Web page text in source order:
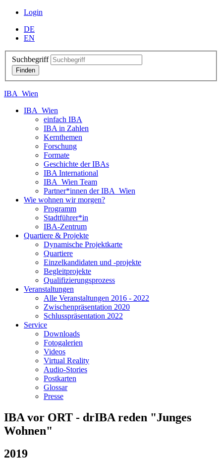
Login
DE
EN
Suchbegriff
IBA_Wien
IBA_Wien
einfach IBA
IBA in Zahlen
Kernthemen
Forschung
Formate
Geschichte der IBAs
IBA International
IBA_Wien Team
Partner*innen der IBA_Wien
Wie wohnen wir morgen?
Programm
Stadtführer*in
IBA-Zentrum
Quartiere & Projekte
Dynamische Projektkarte
Quartiere
Einzelkandidaten und -projekte
Begleitprojekte
Qualifizierungsprozess
Veranstaltungen
Alle Veranstaltungen 2016 - 2022
Zwischenpräsentation 2020
Schlusspräsentation 2022
Service
Downloads
Fotogalerien
Videos
Virtual Reality
Audio-Stories
Postkarten
Glossar
Presse
IBA vor ORT - drIBA reden "Junges
Wohnen"
2019